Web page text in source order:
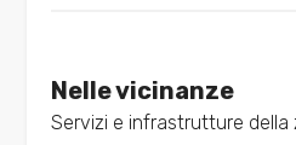
Totale mq : 1.500 mq
Mq edificabili : 1.050 mq
Nelle vicinanze
Servizi e infrastrutture della
1